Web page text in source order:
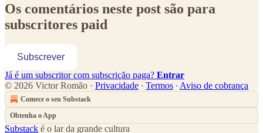
Os comentários neste post são para
subscritores paid
Subscrever
Já é um subscritor com subscrição paga? Entrar
© 2026 Victor Romão · Privacidade ∙ Termos ∙ Aviso de cobrança
Comece o seu Substack
Obtenha o App
Substack é o lar da grande cultura